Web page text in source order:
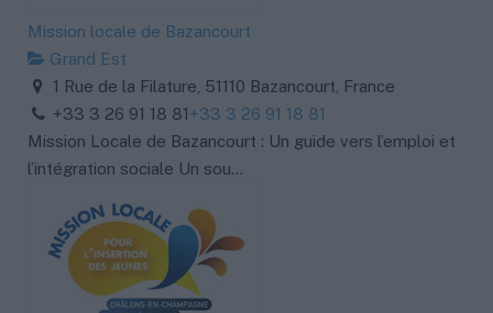
Mission locale de Bazancourt
Grand Est
1 Rue de la Filature, 51110 Bazancourt, France
+33 3 26 91 18 81+33 3 26 91 18 81
Mission Locale de Bazancourt : Un guide vers l’emploi et
l’intégration sociale Un sou...